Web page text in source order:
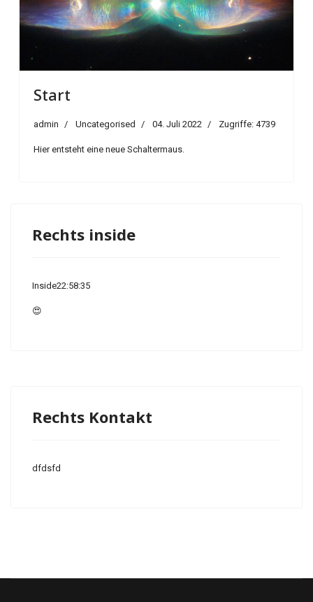
Start
admin Uncategorised 04. Juli 2022 Zugriffe: 4739
Hier entsteht eine neue Schaltermaus.
Rechts inside
Inside22:58:35
😍
Rechts Kontakt
dfdsfd